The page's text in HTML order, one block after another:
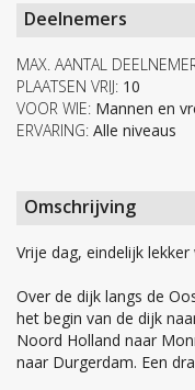
Deelnemers
MAX. AANTAL
PLAATSEN VRIJ: 10
VOOR WIE: Mannen en
ERVARING: Alle niveaus
Omschrijving
Vrije dag, eindelijk
Over de dijk langs de
het begin van de dijk
Noord Holland naar
naar Durgerdam. Een